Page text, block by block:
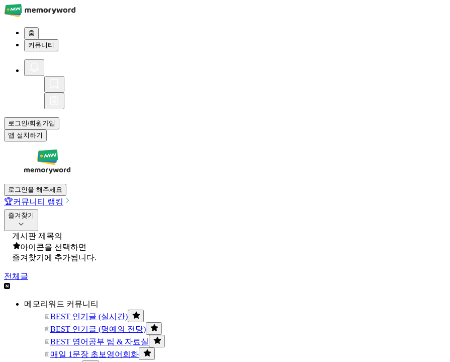
홈
커뮤니티
로그인/회원가입
앱 설치하기
로그인을 해주세요
🏆커뮤니티 랭킹
즐겨찾기
게시판 제목의
아이콘을 선택하면
즐겨찾기에 추가됩니다.
전체글
메모리워드 커뮤니티
BEST 인기글 (실시간)
BEST 인기글 (명예의 전당)
BEST 영어공부 팁 & 자료실
매일 1문장 초보영어회화